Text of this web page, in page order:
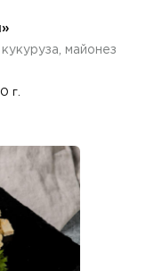
майонез
г.